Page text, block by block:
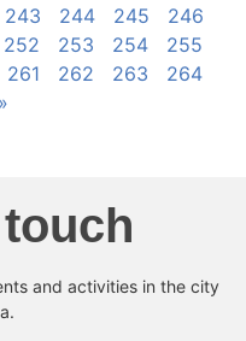
243 244 245
246
252 253 254
255
261 262 263
264
»
and activities in the city